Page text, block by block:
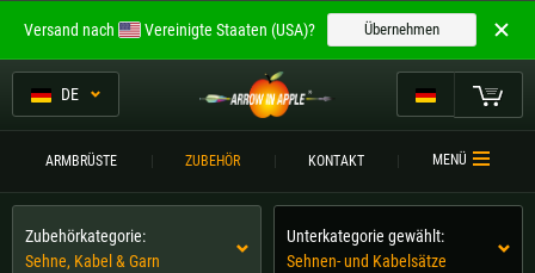
DE
ARMBRÜSTE ZUBEHÖR KONTAKT MENÜ
Zubehörkategorie:
Sehne, Kabel & Garn
Unterkategorie gewählt:
Sehnen- und Kabelsätze
Willkommen bei
ARROW IN APPLE
Die besten Armbrüste.
Bitte wählen Sie Ihre Sprache aus:
Englisch Deutsch (DE)
Versand nach Vereinigte Staaten (USA)? Übernehmen
Mein Warenkorb
ARMBRÜSTE
ARMBRUSTVERGLEICH